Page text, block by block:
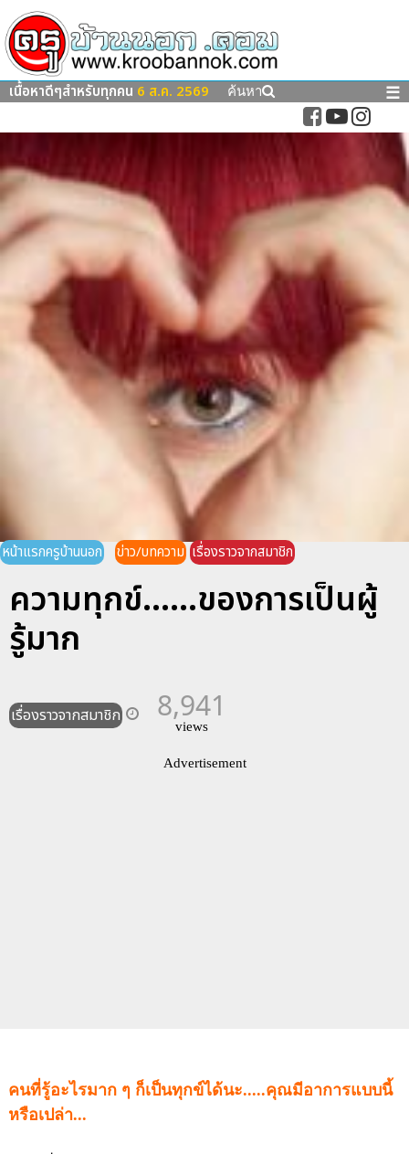
เนื้อหาดีๆสำหรับทุกคน 6 ส.ค. 2569 ค้นหา ☰
หน้าแรกครูบ้านนอก ข่าว/บทความ เรื่องราวจากสมาชิก
ความทุกข์......ของการเป็นผู้
รู้มาก
เรื่องราวจากสมาชิก 8,941
views
Advertisement
คนที่รู้อะไรมาก ๆ ก็เป็นทุกข์ได้นะ.....คุณมีอาการแบบนี้
หรือเปล่า...